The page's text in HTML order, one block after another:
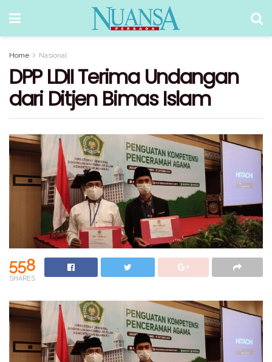
Home Nasional
DPP LDII Terima Undangan
dari Ditjen Bimas Islam
558
SHARES